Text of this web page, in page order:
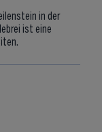
in der
ist eine